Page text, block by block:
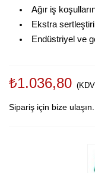
Ağır iş
Ekstra
Endüstriyel ve
₺1.036,80
Sipariş için bize ulaşın.